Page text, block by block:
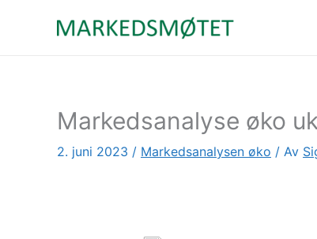
Markedsanalyse øko
2. juni 2023 / Markedsanalysen øko / Av